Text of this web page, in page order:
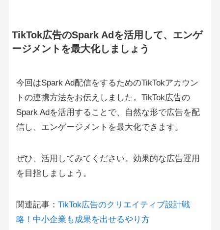
TikTok広告のSpark Adを活用して、エンゲ
ージメントを最大化しましょう
今回はSpark Ad配信をするためのTikTokアカウン
トの連携方法をお伝えしました。TikTok広告の
Spark Adを活用することで、自然な形で広告を配
信し、エンゲージメントを最大化できます。
ぜひ、活用してみてください。効果的な広告運用
を目指しましょう。
関連記事： TikTok広告のクリエイティブ設計戦
略！中小企業も成果を出せるやり方